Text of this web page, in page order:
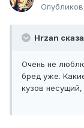
Hrzan
Очень не
бред уже.
кузов